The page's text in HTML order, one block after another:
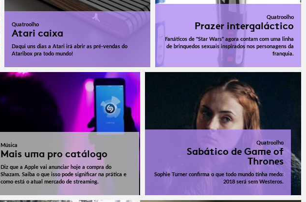
Quatroolho
Atari caixa
Daqui uns dias a Atari irá abrir as pré-vendas do
Ataribox pra todo mundo!
Quatroolho
Prazer intergaláctico
Fanáticos de "Star Wars" agora contam com uma linha
de brinquedos sexuais inspirados nos personagens da
franquia.
Música
Mais uma pro catálogo
Diz que a Apple vai anunciar hoje a compra do
Shazam. Saiba o que isso pode significar na prática e
como está o atual mercado de streaming.
Quatroolho
Sabático de Game of
Thrones
Sophie Turner confirma o que todo mundo tinha medo:
2018 será sem Westeros.